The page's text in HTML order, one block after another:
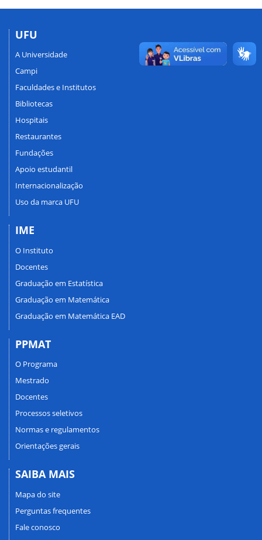
UFU
A Universidade
Campi
Faculdades e Institutos
Bibliotecas
Hospitais
Restaurantes
Fundações
Apoio estudantil
Internacionalização
Uso da marca UFU
IME
O Instituto
Docentes
Graduação em Estatística
Graduação em Matemática
Graduação em Matemática EAD
PPMAT
O Programa
Mestrado
Docentes
Processos seletivos
Normas e regulamentos
Orientações gerais
SAIBA MAIS
Mapa do site
Perguntas frequentes
Fale conosco